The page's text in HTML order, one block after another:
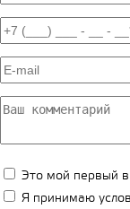
Это мой первый
Я принимаю